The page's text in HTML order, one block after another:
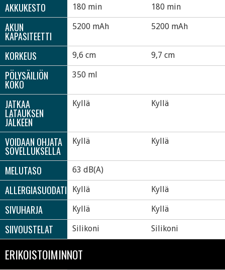
AKKUKESTO 180 min 180 min
AKUN
KAPASITEETTI
5200 mAh 5200 mAh
KORKEUS 9,6 cm 9,7 cm
PÖLYSÄILIÖN
KOKO
350 ml
JATKAA
LATAUKSEN
JÄLKEEN
Kyllä Kyllä
VOIDAAN OHJATA
SOVELLUKSELLA
Kyllä Kyllä
MELUTASO 63 dB(A)
ALLERGIASUODATIN Kyllä Kyllä
SIVUHARJA Kyllä Kyllä
SIIVOUSTELAT Silikoni Silikoni
ERIKOISTOIMINNOT